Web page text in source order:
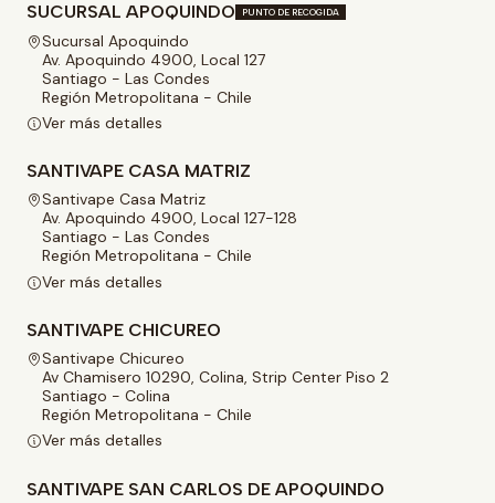
SUCURSAL APOQUINDO PUNTO DE RECOGIDA
Sucursal Apoquindo
Av. Apoquindo 4900, Local 127
Santiago - Las Condes
Región Metropolitana - Chile
Ver más detalles
SANTIVAPE CASA MATRIZ
Santivape Casa Matriz
Av. Apoquindo 4900, Local 127-128
Santiago - Las Condes
Región Metropolitana - Chile
Ver más detalles
SANTIVAPE CHICUREO
Santivape Chicureo
Av Chamisero 10290, Colina, Strip Center Piso 2
Santiago - Colina
Región Metropolitana - Chile
Ver más detalles
SANTIVAPE SAN CARLOS DE APOQUINDO